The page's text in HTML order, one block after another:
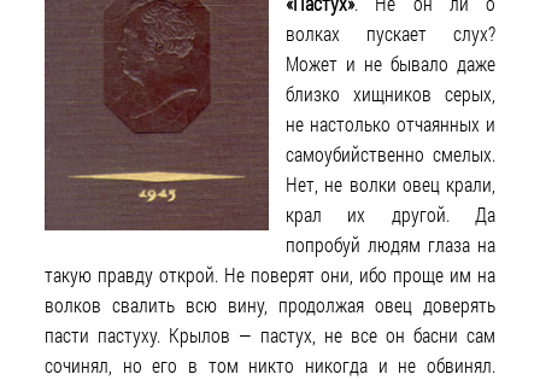
волках пускает слух?
Может и не бывало даже
близко хищников серых,
не настолько отчаянных и
самоубийственно смелых.
Нет, не волки овец крали,
крал их другой. Да
попробуй людям глаза на
такую правду открой. Не поверят они, ибо проще им на
волков свалить всю вину, продолжая овец доверять
пасти пастуху. Крылов — пастух, не все он басни сам
сочинял, но его в том никто никогда и не обвинял.